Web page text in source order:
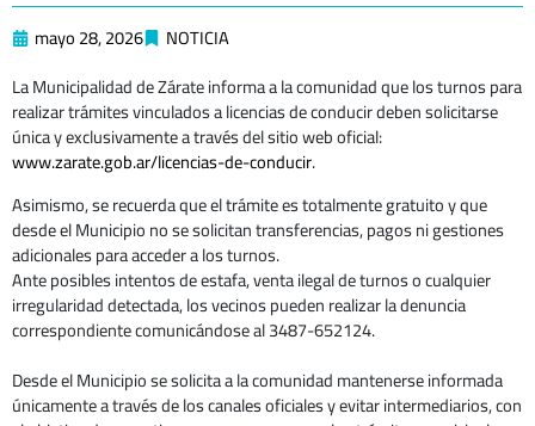
mayo 28, 2026
NOTICIA
La Municipalidad de Zárate informa a la comunidad que los turnos para
realizar trámites vinculados a licencias de conducir deben solicitarse
única y exclusivamente a través del sitio web oficial:
www.zarate.gob.ar/licencias-de-conducir.
Asimismo, se recuerda que el trámite es totalmente gratuito y que
desde el Municipio no se solicitan transferencias, pagos ni gestiones
adicionales para acceder a los turnos.
Ante posibles intentos de estafa, venta ilegal de turnos o cualquier
irregularidad detectada, los vecinos pueden realizar la denuncia
correspondiente comunicándose al 3487-652124.
Desde el Municipio se solicita a la comunidad mantenerse informada
únicamente a través de los canales oficiales y evitar intermediarios, con